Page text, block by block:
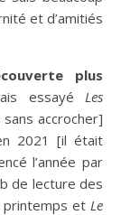
et d’amitiés
plus
essayé Les
accrocher]
2021 [il était
l’année par
de lecture des
printemps et Le